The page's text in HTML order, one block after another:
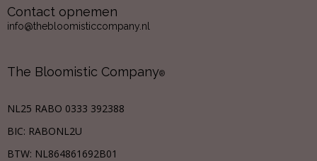
Contact opnemen
info@thebloomisticcompany.nl
The Bloomistic Company®
NL25 RABO 0333 392388
BIC: RABONL2U
BTW: NL864861692B01